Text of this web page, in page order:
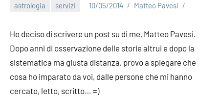
astrologia servizi 10/05/2014 Matteo Pavesi
Ho deciso di scrivere un post su di me, Matteo Pavesi.
Dopo anni di osservazione delle storie altrui e dopo la
sistematica ma giusta distanza, provo a spiegare che
cosa ho imparato da voi, dalle persone che mi hanno
cercato, letto, scritto… =)